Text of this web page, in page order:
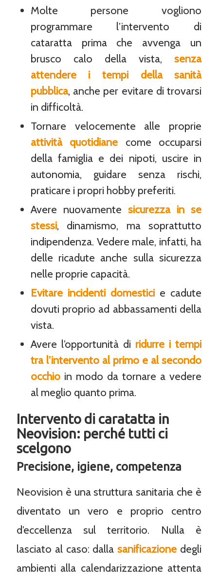
Molte persone vogliono
programmare l’intervento di
cataratta prima che avvenga un
brusco calo della vista,senza
attendere i tempi della sanità
pubblica, anche per evitare di trovarsi
in difficoltà.
Tornare velocemente alle proprie
attività quotidiane come occuparsi
della famiglia e dei nipoti, uscire in
autonomia, guidare senza rischi,
praticare i propri hobby preferiti.
Avere nuovamente sicurezza in se
stessi, dinamismo, ma soprattutto
indipendenza. Vedere male, infatti, ha
delle ricadute anche sulla sicurezza
nelle proprie capacità.
Evitare incidenti domestici e cadute
dovuti proprio ad abbassamenti della
vista.
Avere l’opportunità di ridurre i tempi
tra l’intervento al primo e al secondo
occhioin modo da tornare a vedere
al meglio quanto prima.
Intervento di caratatta in
Neovision: perché tutti ci
scelgono
Precisione, igiene, competenza
Neovision è una struttura sanitaria che è
diventato un vero e proprio centro
d’eccellenza sul territorio. Nulla è
lasciato al caso: dallasanificazione degli
ambienti alla calendarizzazione attenta